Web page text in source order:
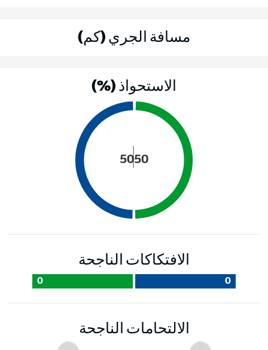
مسافة الجري (كم)
الاستحواذ (%)
50
50
الافتكاكات الناجحة
0
0
الالتحامات الناجحة